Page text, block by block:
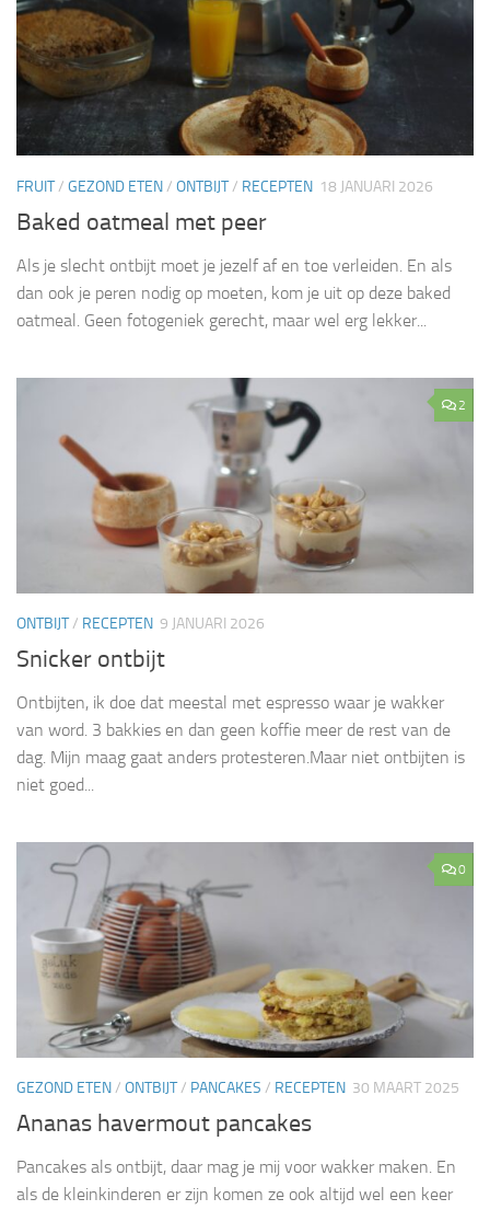
FRUIT/ GEZOND ETEN/ ONTBIJT/ RECEPTEN 18 JANUARI 2026
Baked oatmeal met peer
Als je slecht ontbijt moet je jezelf af en toe verleiden. En als
dan ook je peren nodig op moeten, kom je uit op deze baked
oatmeal. Geen fotogeniek gerecht, maar wel erg lekker...
2
ONTBIJT/ RECEPTEN 9 JANUARI 2026
Snicker ontbijt
Ontbijten, ik doe dat meestal met espresso waar je wakker
van word. 3 bakkies en dan geen koffie meer de rest van de
dag. Mijn maag gaat anders protesteren.Maar niet ontbijten is
niet goed...
0
GEZOND ETEN/ ONTBIJT/ PANCAKES / RECEPTEN 30 MAART 2025
Ananas havermout pancakes
Pancakes als ontbijt, daar mag je mij voor wakker maken. En
als de kleinkinderen er zijn komen ze ook altijd wel een keer